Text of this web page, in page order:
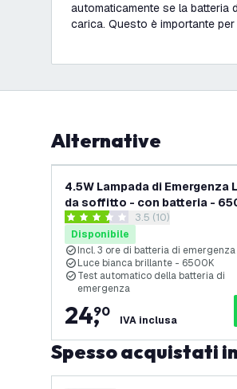
automaticamente se la batteria
carica. Questo è importante
Alternative
4.5W Lampada di Emergenza
da soffitto - con batteria -
Montaggio a soffitto
apri il cassetto delle
3.5 stelle di valutazione
3.5 (10)
Disponibile
Incl. 3 ore di batteria di emergenza
Luce bianca brillante - 6500K
Test automatico della batteria di
emergenza
24,
90
IVA inclusa
Spesso acquistati